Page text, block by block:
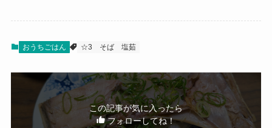
おうちごはん ☆3 そば 塩茹
この記事が気に入ったら
フォローしてね！